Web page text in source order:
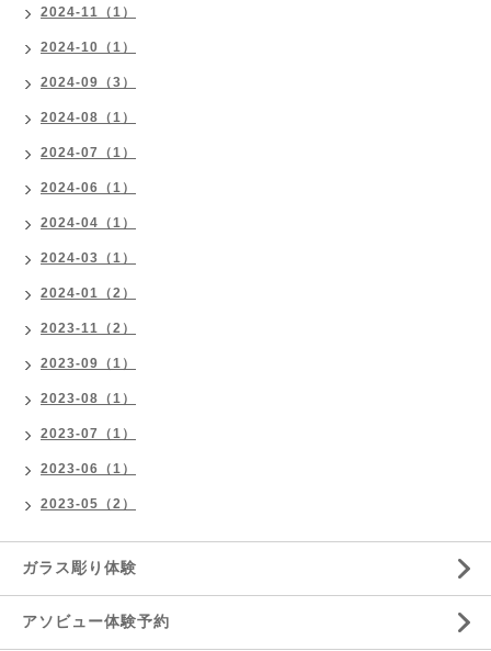
2024-11（1）
2024-10（1）
2024-09（3）
2024-08（1）
2024-07（1）
2024-06（1）
2024-04（1）
2024-03（1）
2024-01（2）
2023-11（2）
2023-09（1）
2023-08（1）
2023-07（1）
2023-06（1）
2023-05（2）
ガラス彫り体験
アソビュー体験予約